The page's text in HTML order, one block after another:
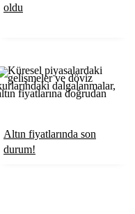
oldu
Altın fiyatlarında son
durum!